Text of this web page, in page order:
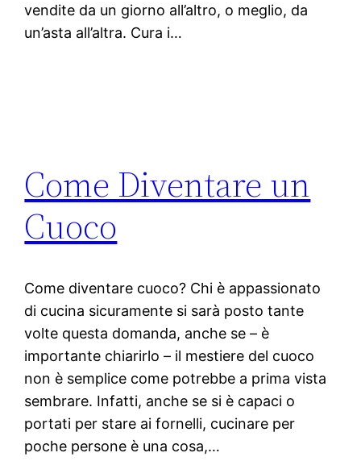
vendite da un giorno all’altro, o meglio, da
un’asta all’altra. Cura i…
Come Diventare un
Cuoco
Come diventare cuoco? Chi è appassionato
di cucina sicuramente si sarà posto tante
volte questa domanda, anche se – è
importante chiarirlo – il mestiere del cuoco
non è semplice come potrebbe a prima vista
sembrare. Infatti, anche se si è capaci o
portati per stare ai fornelli, cucinare per
poche persone è una cosa,…